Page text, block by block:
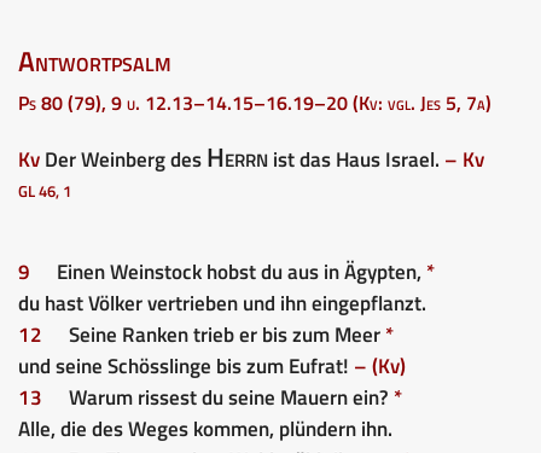
Antwortpsalm
Ps 80 (79), 9 u. 12.13–14.15–16.19–20 (Kv: vgl. Jes 5, 7a)
KvDer Weinberg desHerrnist das Haus Israel. – Kv
GL 46, 1
9 Einen Weinstock hobst du aus in Ägypten, *
du hast Völker vertrieben und ihn eingepflanzt.
12
Seine Ranken trieb er bis zum Meer*
und seine Schösslinge bis zum Eufrat! – (Kv)
13
Warum rissest du seine Mauern ein? *
Alle, die des Weges kommen, plündern ihn.